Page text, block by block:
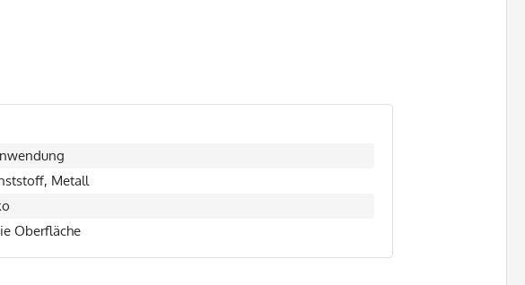
Metall
Oberfläche